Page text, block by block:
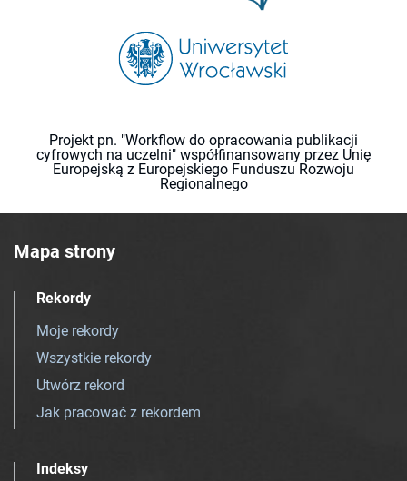
Projekt pn. "Workflow do opracowania publikacji
cyfrowych na uczelni" współfinansowany przez Unię
Europejską z Europejskiego Funduszu Rozwoju
Regionalnego
Mapa strony
Rekordy
Moje rekordy
Wszystkie rekordy
Utwórz rekord
Jak pracować z rekordem
Indeksy